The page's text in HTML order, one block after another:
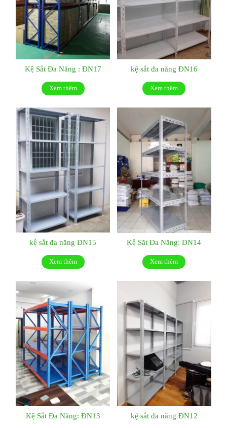
Kệ Sắt Đa Năng : ĐN17
Xem thêm
kệ sắt đa năng ĐN16
Xem thêm
kệ sắt đa năng ĐN15
Xem thêm
Kệ Săt Đa Năng: ĐN14
Xem thêm
Kệ Sắt Đa Năng: ĐN13 kệ sắt đa năng ĐN12